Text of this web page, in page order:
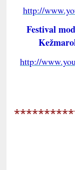
http://
Festival
http://